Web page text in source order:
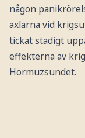
någon
axlarna vid
tickat stadigt
effekterna av
Hormuzsundet.